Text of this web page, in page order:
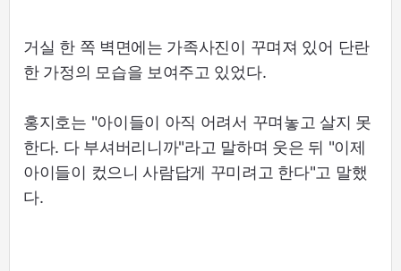
거실 한 쪽 벽면에는 가족사진이 꾸며져 있어 단란
한 가정의 모습을 보여주고 있었다.
홍지호는 "아이들이 아직 어려서 꾸며놓고 살지 못
한다. 다 부셔버리니까"라고 말하며 웃은 뒤 "이제
아이들이 컸으니 사람답게 꾸미려고 한다"고 말했
다.